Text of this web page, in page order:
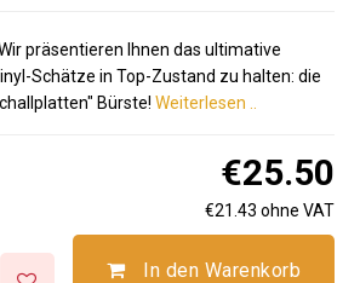
präsentieren Ihnen das ultimative
Schätze in Top-Zustand zu halten: die
Bürste! Weiterlesen ..
€25.50
€21.43 ohne VAT
In den Warenkorb